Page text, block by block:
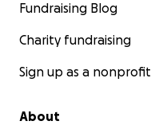
Fundraising Blog
Charity fundraising
Sign up as a nonprofit
About